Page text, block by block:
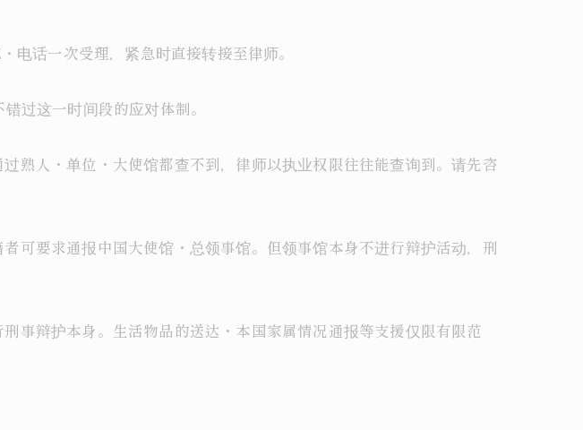
话一次受理，紧急时直接转接至律师。
过这一时间段的应对体制。
熟人・单位・大使馆都查不到，律师以执业权限往往能查询到。请先咨
可要求通报中国大使馆・总领事馆。但领事馆本身不进行辩护活动，刑
事辩护本身。生活物品的送达・本国家属情况通报等支援仅限有限范